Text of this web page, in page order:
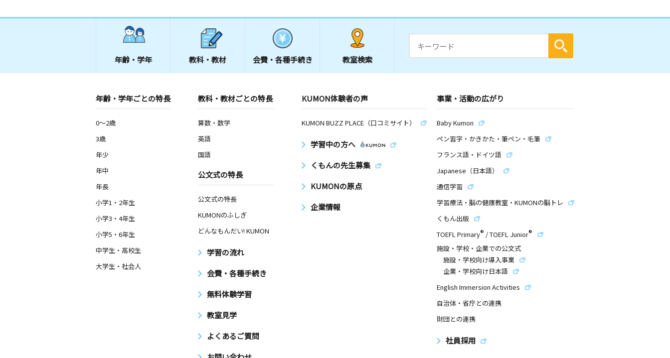
上池袋１丁目教室
金 土
2歳～高校生
東京都豊島区上池袋１丁目８ー６ルーチェ上池袋
１０１
池袋本町教室
月 火 金 土 日
１Ｆ
金 土 日
東京都板橋区板橋３丁目４６－１０－１０１
金 土
日
東京都豊島区東池袋２丁目１３－７東急ドエル・
金 土 日
東京都豊島区北大塚２丁目２７－１ 吉松ビル５
年齢・学年 教科・教材 会費・ 各種手続き 教室検索
年齢・学年ごとの特長
0～2歳
3歳
年少
年中
年長
小学1・2年生
小学3・4年生
小学5・6年生
中学生・高校生
大学生・社会人
教科・教材ごとの特長
算数・数学
英語
国語
公文式の特長
公文式の特長
KUMONのふしぎ
どんなもんだい! KUMON
学習の流れ
会費・各種手続き
無料体験学習
教室見学
よくあるご質問
KUMON体験者の声
KUMON BUZZ PLACE（口コミサイト）
学習中の方へ
くもんの先生募集
KUMONの原点
企業情報
事業・活動の広がり
Baby Kumon
ペン習字・かきかた・筆ペン・毛筆
フランス語・ドイツ語
Japanese（日本語）
通信学習
学習療法・脳の健康教室・KUMONの脳トレ
くもん出版
TOEFL Primary® /TOEFL Junior®
施設・学校・企業での公文式
施設・学校向け導入事業
企業・学校向け日本語
English Immersion Activities
自治体・省庁との連携
財団との連携
社員採用